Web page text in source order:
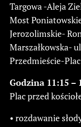
Targowa -Aleja
Most
Jerozolimskie-
Marszałkowska-
Przedmieście-
Godzina 11:15 –
Plac przed
• rozdawanie